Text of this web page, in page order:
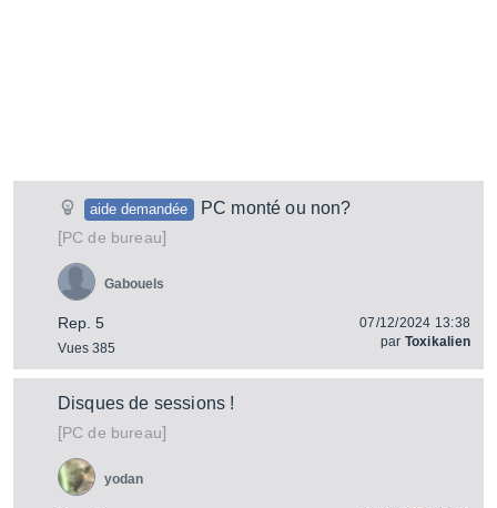
aide demandée
PC monté ou non?
[PC de bureau]
Rep. 5
Vues 385
Gabouels
07/12/2024 13:38
par Toxikalien
Disques de sessions !
[PC de bureau]
yodan